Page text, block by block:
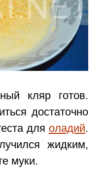
кляр готов.
достаточно
для оладий.
жидким,
муки.